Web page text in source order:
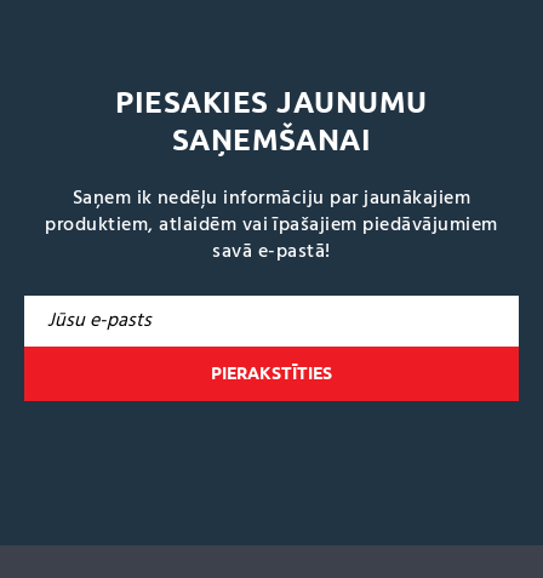
PIESAKIES JAUNUMU
SAŅEMŠANAI
Saņem ik nedēļu informāciju par jaunākajiem
produktiem, atlaidēm vai īpašajiem piedāvājumiem
savā e-pastā!
t